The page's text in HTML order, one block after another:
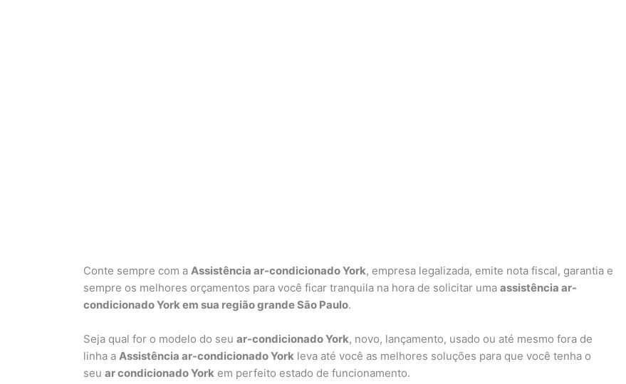
Conte sempre com a Assistência ar-condicionado York, empresa legalizada, emite nota fiscal, garantia e
sempre os melhores orçamentos para você ficar tranquila na hora de solicitar uma assistência ar-
condicionado York em sua região grande São Paulo.
Seja qual for o modelo do seu ar-condicionado York, novo, lançamento, usado ou até mesmo fora de
linha a Assistência ar-condicionado York leva até você as melhores soluções para que você tenha o
seu ar condicionado York em perfeito estado de funcionamento.